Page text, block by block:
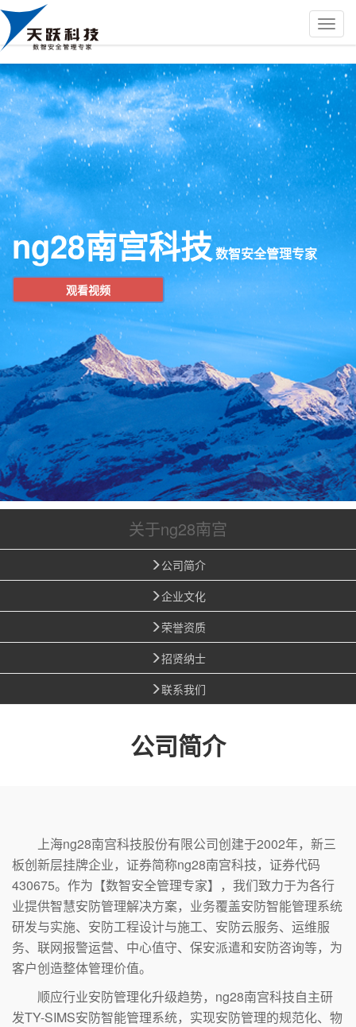
ng28南宫科技数智安全管理专家
观看视频
关于ng28南宫
公司简介
企业文化
荣誉资质
招贤纳士
联系我们
公司简介
上海ng28南宫科技股份有限公司创建于2002年，新三
板创新层挂牌企业，证券简称ng28南宫科技，证券代码
430675。作为【数智安全管理专家】，我们致力于为各行
业提供智慧安防管理解决方案，业务覆盖安防智能管理系统
研发与实施、安防工程设计与施工、安防云服务、运维服
务、联网报警运营、中心值守、保安派遣和安防咨询等，为
客户创造整体管理价值。
顺应行业安防管理化升级趋势，ng28南宫科技自主研
发TY-SIMS安防智能管理系统，实现安防管理的规范化、物